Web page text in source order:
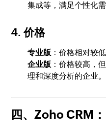
集成等，满足个性化需
4. 价格
专业版 ：价格相对较
企业版 ：价格较高，
理和深度分析的企业。
四、Zoho CRM